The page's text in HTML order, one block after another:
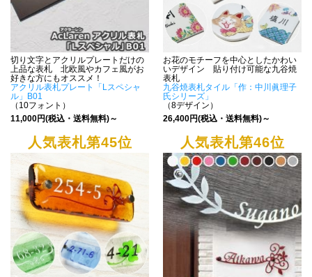
切り文字とアクリルプレートだけの
上品な表札 北欧風やカフェ風がお
好きな方にもオススメ！
アクリル表札プレート「Lスペシャ
ル」B01
（10フォント）
11,000円(税込・送料無料)～
お花のモチーフを中心としたかわい
いデザイン 貼り付け可能な九谷焼
表札
九谷焼表札タイル「作：中川眞理子
氏シリーズ」
（8デザイン）
26,400円(税込・送料無料)～
人気表札第45位 人気表札第46位